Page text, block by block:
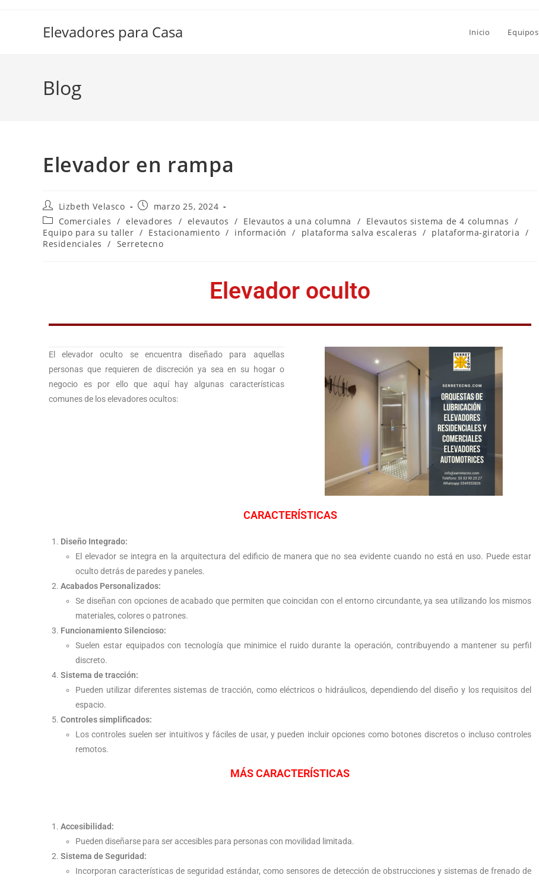
Elevadores para Casa Inicio Equipos
Blog
Elevador en rampa
Lizbeth Velasco
marzo 25, 2024
Comerciales / elevadores / elevautos / Elevautos a una columna / Elevautos sistema de 4 columnas /
Equipo para su taller / Estacionamiento / información / plataforma salva escaleras / plataforma-giratoria /
Residenciales
/ Serretecno
Elevador oculto
El elevador oculto se encuentra diseñado para aquellas
personas que requieren de discreción ya sea en su hogar o
negocio es por ello que aquí hay algunas características
comunes de los elevadores ocultos:
CARACTERÍSTICAS
Diseño Integrado:
El elevador se integra en la arquitectura del edificio de manera que no sea evidente cuando no está en uso. Puede estar
oculto detrás de paredes y paneles.
Acabados Personalizados:
Se diseñan con opciones de acabado que permiten que coincidan con el entorno circundante, ya sea utilizando los mismos
materiales, colores o patrones.
Funcionamiento Silencioso:
Suelen estar equipados con tecnología que minimice el ruido durante la operación, contribuyendo a mantener su perfil
discreto.
Sistema de tracción:
Pueden utilizar diferentes sistemas de tracción, como eléctricos o hidráulicos, dependiendo del diseño y los requisitos del
espacio.
Controles simplificados:
Los controles suelen ser intuitivos y fáciles de usar, y pueden incluir opciones como botones discretos o incluso controles
remotos.
MÁS CARACTERÍSTICAS
Accesibilidad:
Pueden diseñarse para ser accesibles para personas con movilidad limitada.
Sistema de Seguridad:
Incorporan características de seguridad estándar, como sensores de detección de obstrucciones y sistemas de frenado de